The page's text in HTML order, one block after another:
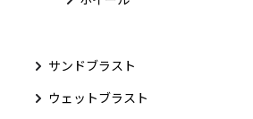
サンドブラスト
ウェットブラスト